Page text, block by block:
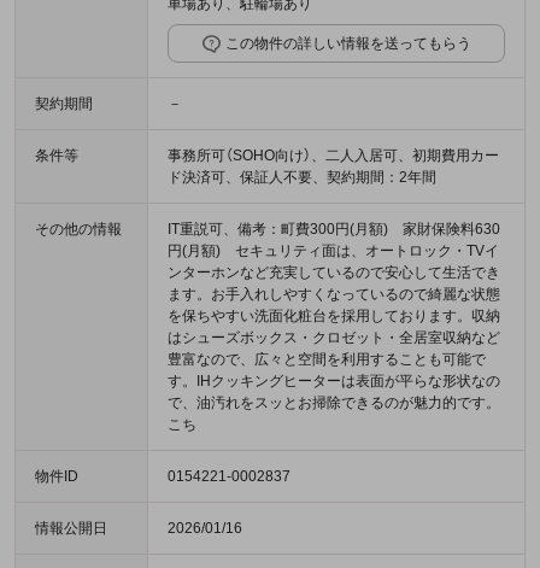
車場あり、駐輪場あり
この物件の詳しい情報を送ってもらう
契約期間 －
条件等
事務所可（SOHO向け）、二人入居可、初期費用カー
ド決済可、保証人不要、契約期間：2年間
その他の情報
IT重説可、備考：町費300円(月額) 家財保険料630
円(月額) セキュリティ面は、オートロック・TVイ
ンターホンなど充実しているので安心して生活でき
ます。お手入れしやすくなっているので綺麗な状態
を保ちやすい洗面化粧台を採用しております。収納
はシューズボックス・クロゼット・全居室収納など
豊富なので、広々と空間を利用することも可能で
す。IHクッキングヒーターは表面が平らな形状なの
で、油汚れをスッとお掃除できるのが魅力的です。
こち
物件ID 0154221-0002837
情報公開日 2026/01/16